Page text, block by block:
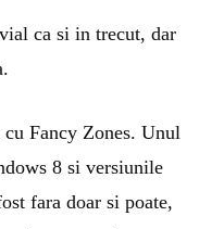
ca si in trecut, dar
Fancy Zones. Unul
8 si versiunile
fara doar si poate,